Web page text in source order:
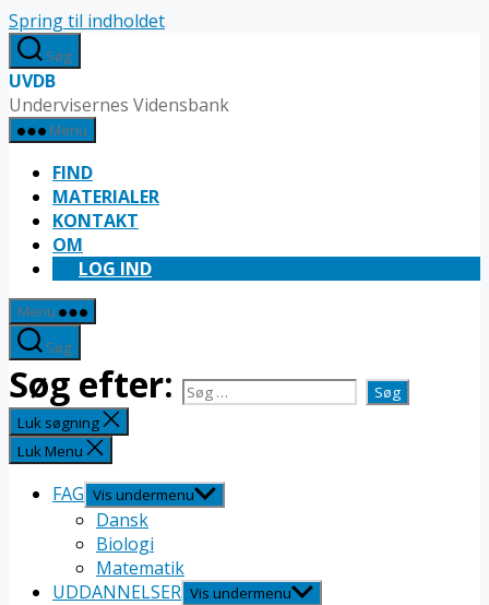
Spring til indholdet
Søg
UVDB
Undervisernes Vidensbank
Menu
FIND
MATERIALER
KONTAKT
OM
LOG IND
Menu
Søg
Søg efter:
Luk søgning
Luk Menu
FAG Vis undermenu
Dansk
Biologi
Matematik
UDDANNELSER Vis undermenu